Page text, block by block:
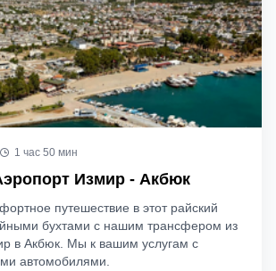
1 час 50 мин
Измир - Акбюк
путешествие в этот райский
бухтами с нашим трансфером из
в Акбюк. Мы к вашим услугам с
автомобилями.